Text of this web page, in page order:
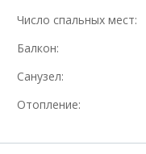
Число спальных мест:
Балкон:
Санузел:
Отопление: